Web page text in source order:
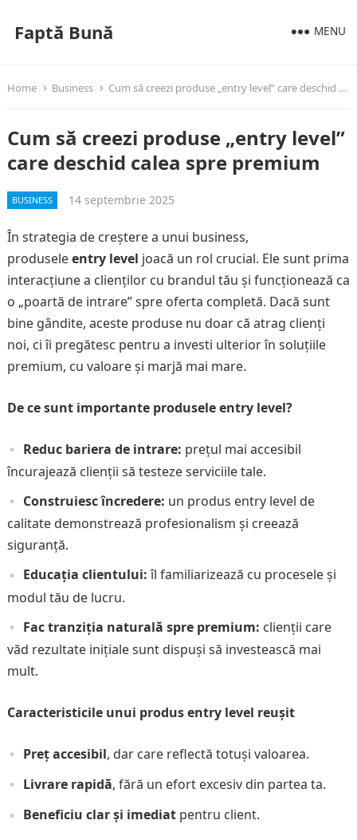
Faptă Bună MENU
Home Business Cum să creezi produse „entry level” care deschid calea spre premium
Cum să creezi produse „entry level”
care deschid calea spre premium
BUSINESS 14 septembrie 2025
În strategia de creștere a unui business,
produseleentry level joacă un rol crucial. Ele sunt prima
interacțiune a clienților cu brandul tău și funcționează ca
o „poartă de intrare” spre oferta completă. Dacă sunt
bine gândite, aceste produse nu doar că atrag clienți
noi, ci îi pregătesc pentru a investi ulterior în soluțiile
premium, cu valoare și marjă mai mare.
De ce sunt importante produsele entry level?
Reduc bariera de intrare: prețul mai accesibil
încurajează clienții să testeze serviciile tale.
Construiesc încredere: un produs entry level de
calitate demonstrează profesionalism și creează
siguranță.
Educația clientului:îl familiarizează cu procesele și
modul tău de lucru.
Fac tranziția naturală spre premium: clienții care
văd rezultate inițiale sunt dispuși să investească mai
mult.
Caracteristicile unui produs entry level reușit
Preț accesibil, dar care reflectă totuși valoarea.
Livrare rapidă, fără un efort excesiv din partea ta.
Beneficiu clar și imediatpentru client.